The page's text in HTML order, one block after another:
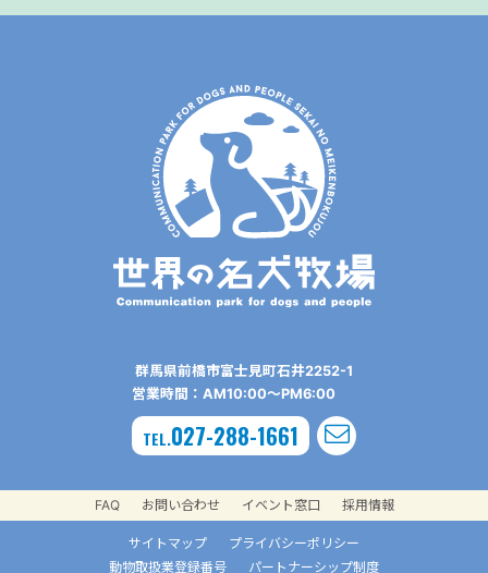
群⾺県前橋市富⼠⾒町⽯井2252-1
営業時間：AM10:00〜PM6:00
TEL.027-288-1661
FAQ お問い合わせ イベント窓口 採用情報
サイトマップ
プライバシーポリシー
動物取扱業登録番号
パートナーシップ制度